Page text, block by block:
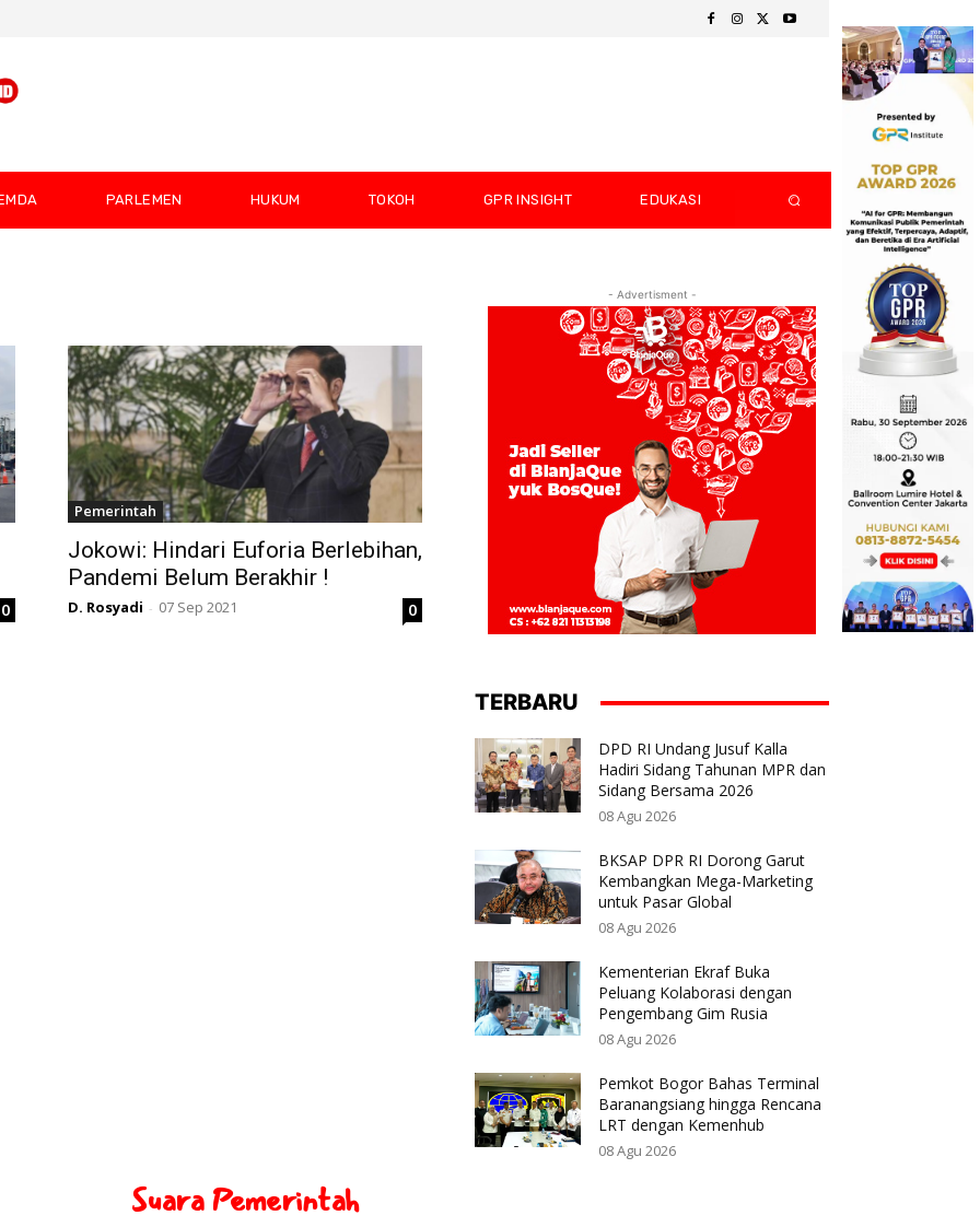
PARLEMEN HUKUM TOKOH GPR INSIGHT EDUKASI
0
Pemerintah
Jokowi: Hindari Euforia Berlebihan,
Pandemi Belum Berakhir !
D. Rosyadi - 07 Sep 2021 0
- Advertisment -
TERBARU
DPD RI Undang Jusuf Kalla
Hadiri Sidang Tahunan MPR dan
Sidang Bersama 2026
08 Agu 2026
BKSAP DPR RI Dorong Garut
Kembangkan Mega-Marketing
untuk Pasar Global
08 Agu 2026
Kementerian Ekraf Buka
Peluang Kolaborasi dengan
Pengembang Gim Rusia
08 Agu 2026
Pemkot Bogor Bahas Terminal
Baranangsiang hingga Rencana
LRT dengan Kemenhub
08 Agu 2026
Suara Pemerintah